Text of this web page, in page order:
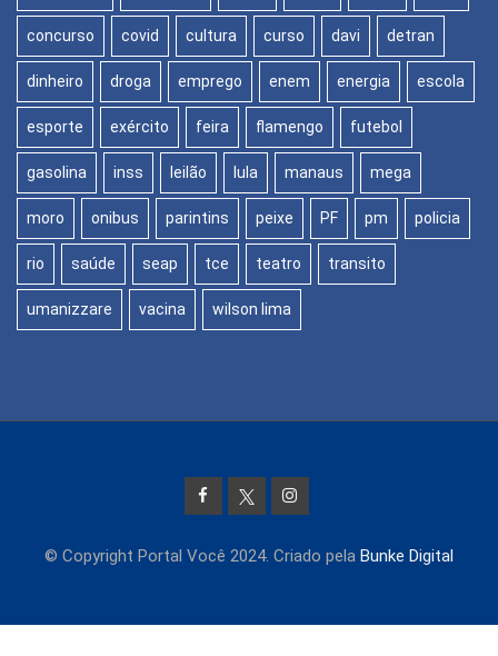
concurso covid cultura curso davi detran
dinheiro droga emprego enem energia escola
esporte exército feira flamengo futebol
gasolina inss leilão lula manaus mega
moro onibus parintins peixe PF pm policia
rio saúde seap tce teatro transito
umanizzare vacina wilson lima
© Copyright Portal Você 2024. Criado pela Bunke Digital